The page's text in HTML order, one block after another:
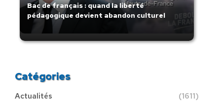
Bac de français : quand la liberté
pédagogique devient abandon culturel
Catégories
Actualités
(1611)